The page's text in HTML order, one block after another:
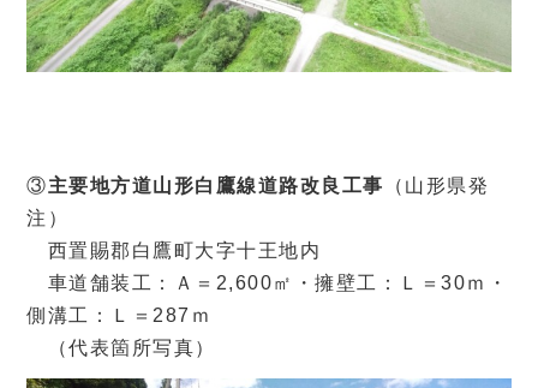
③主要地方道山形白鷹線道路改良工事 （山形県発
注）
西置賜郡白鷹町大字十王地内
車道舗装工：Ａ＝2,600㎡・擁壁工：Ｌ＝30ｍ・
側溝工：Ｌ＝287ｍ
（代表箇所写真）